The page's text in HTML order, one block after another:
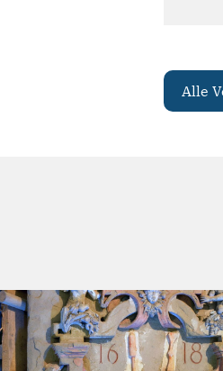
Alle